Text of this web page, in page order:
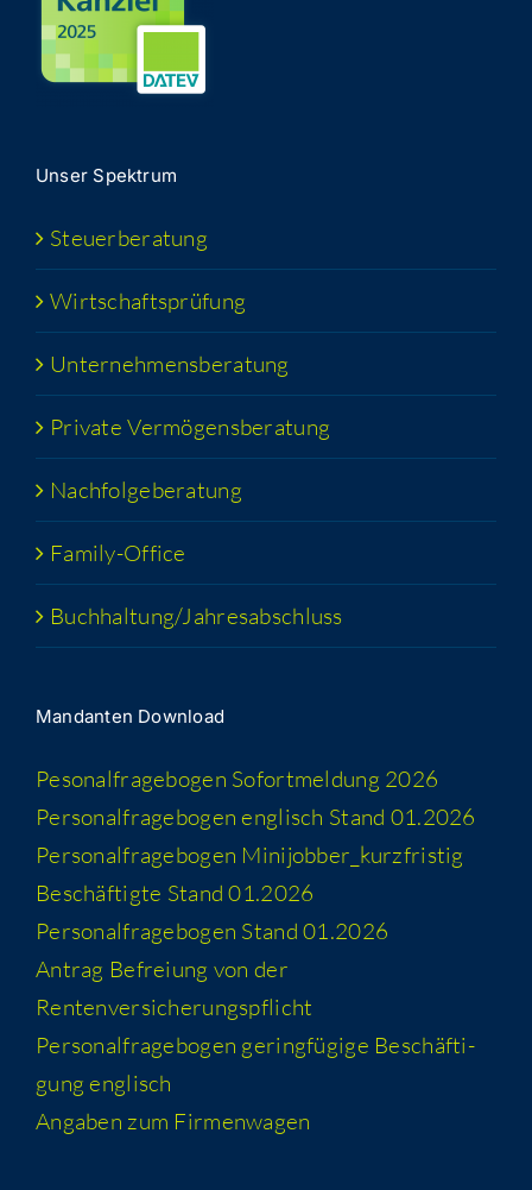
Unser Spek­trum
Steu­er­be­ra­tung
Wirt­schafts­prü­fung
Unter­neh­mens­be­ra­tung
Pri­va­te Vermögensberatung
Nach­fol­ge­be­ra­tung
Fami­­ly-Office
Buchhaltung/​​Jahresabschluss
Man­dan­ten Download
Peso­nal­fra­ge­bo­gen Sofort­mel­dung 2026
Per­so­nal­fra­ge­bo­gen eng­lisch Stand 01.2026
Per­so­nal­fra­ge­bo­gen Minijobber_​kurzfristig
Beschäf­tig­te Stand 01.2026
Per­so­nal­fra­ge­bo­gen Stand 01.2026
Antrag Befrei­ung von der
Rentenversicherungspflicht
Per­so­nal­fra­ge­bo­gen gering­fü­gi­ge Beschäf­ti­
gung englisch
Anga­ben zum Firmenwagen